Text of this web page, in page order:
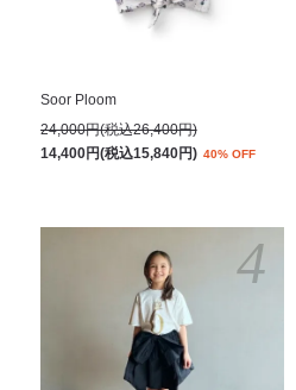
Soor Ploom
24,000円(税込26,400円)
14,400円(税込15,840円) 40% OFF
4